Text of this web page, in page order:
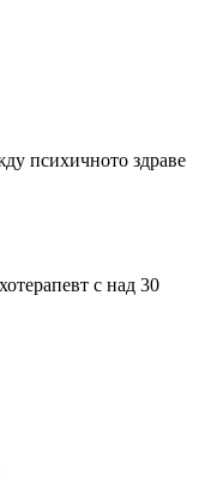
психичното здраве
с над 30